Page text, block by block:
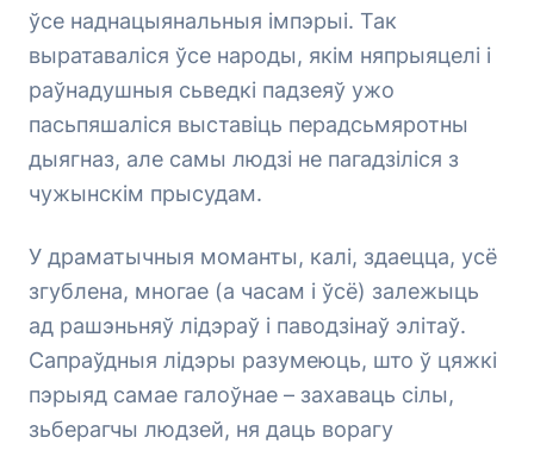
ўсе наднацыянальныя імпэрыі. Так
выратаваліся ўсе народы, якім няпрыяцелі і
раўнадушныя сьведкі падзеяў ужо
пасьпяшаліся выставіць перадсьмяротны
дыягназ, але самы людзі не пагадзіліся з
чужынскім прысудам.
У драматычныя моманты, калі, здаецца, усё
згублена, многае (а часам і ўсё) залежыць
ад рашэньняў лідэраў і паводзінаў элітаў.
Сапраўдныя лідэры разумеюць, што ў цяжкі
пэрыяд самае галоўнае – захаваць сілы,
зьберагчы людзей, ня даць ворагу